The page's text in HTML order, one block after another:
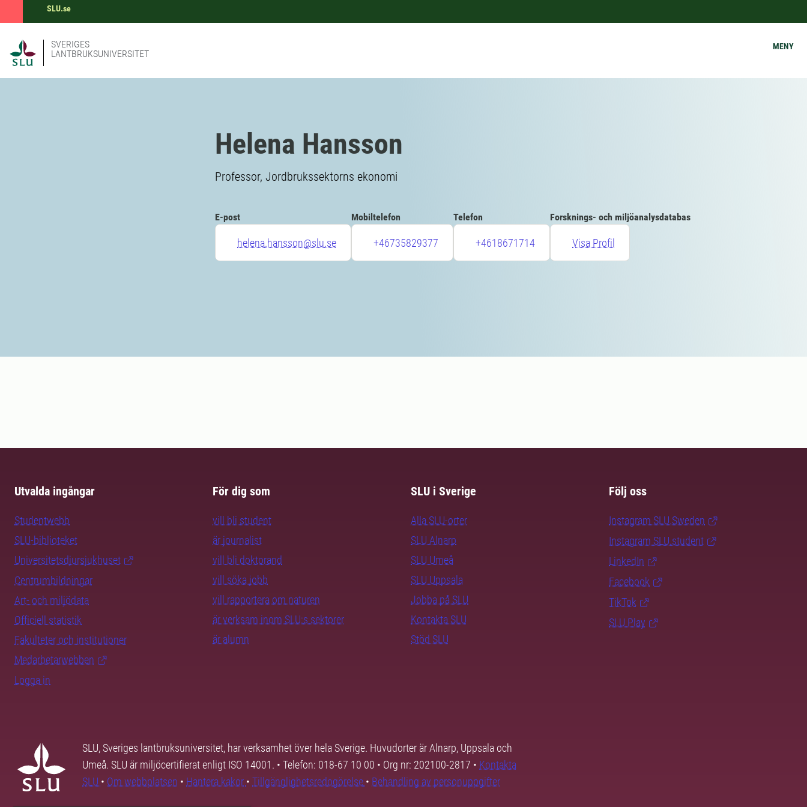
SLU.se
SVERIGES
LANTBRUKSUNIVERSITET
MENY
Helena Hansson
Professor, Jordbrukssektorns ekonomi
E-post
helena.hansson@slu.se
Mobiltelefon
+46735829377
Telefon
+4618671714
Forsknings- och miljöanalysdatabas
Visa Profil
Utvalda ingångar
Studentwebb
SLU-biblioteket
Universitetsdjursjukhuset
Centrumbildningar
Art- och miljödata
Officiell statistik
Fakulteter och institutioner
Medarbetarwebben
Logga in
För dig som
vill bli student
är journalist
vill bli doktorand
vill söka jobb
vill rapportera om naturen
är verksam inom SLU:s sektorer
är alumn
SLU i Sverige
Alla SLU-orter
SLU Alnarp
SLU Umeå
SLU Uppsala
Jobba på SLU
Kontakta SLU
Stöd SLU
Följ oss
Instagram SLU.Sweden
Instagram SLU.student
LinkedIn
Facebook
TikTok
SLU Play
SLU, Sveriges lantbruksuniversitet, har verksamhet över hela Sverige. Huvudorter är Alnarp, Uppsala och
Umeå. SLU är miljöcertifierat enligt ISO 14001. • Telefon: 018-67 10 00 • Org nr: 202100-2817 • Kontakta
SLU • Om webbplatsen • Hantera kakor • Tillgänglighetsredogörelse • Behandling av personuppgifter